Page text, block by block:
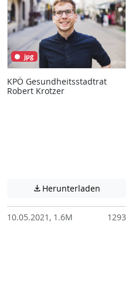
Diese Datei enthält unter
jpg
KPÖ Gesundheitsstadtrat
Robert Krotzer
 Herunterladen
10.05.2021, 1.6M 1293